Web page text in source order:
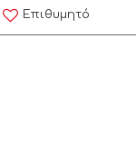
Επιθυμητό